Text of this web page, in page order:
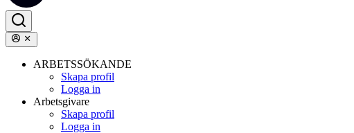
ARBETSSÖKANDE
Skapa profil
Logga in
Arbetsgivare
Skapa profil
Logga in